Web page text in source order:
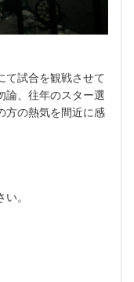
て試合を観戦させて
論、往年のスター選
方の熱気を間近に感
い。